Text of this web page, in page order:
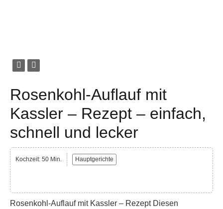
Rosenkohl-Auflauf mit
Kassler – Rezept – einfach,
schnell und lecker
Kochzeit: 50 Min. Hauptgerichte
Rosenkohl-Auflauf mit Kassler – Rezept Diesen